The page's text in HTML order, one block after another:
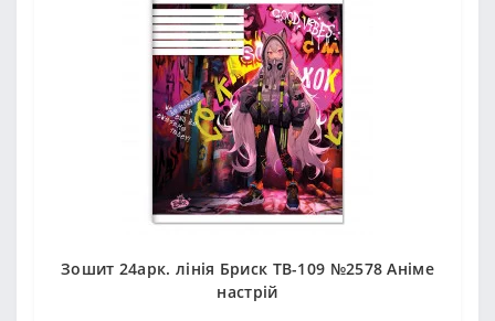
Зошит 24арк. лінія Бриск ТВ-109 №2578 Анiме
настрiй